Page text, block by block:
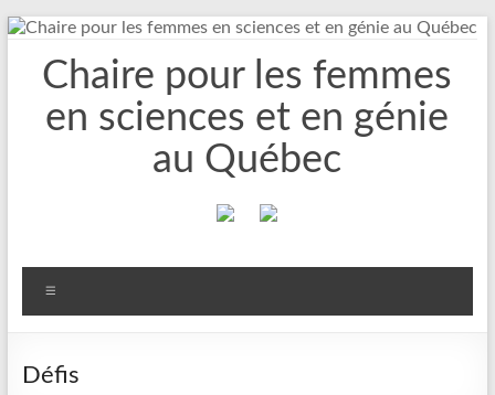
Aller
contenuChaire pour les femmes
en sciences et en génie
au Québec
Défis